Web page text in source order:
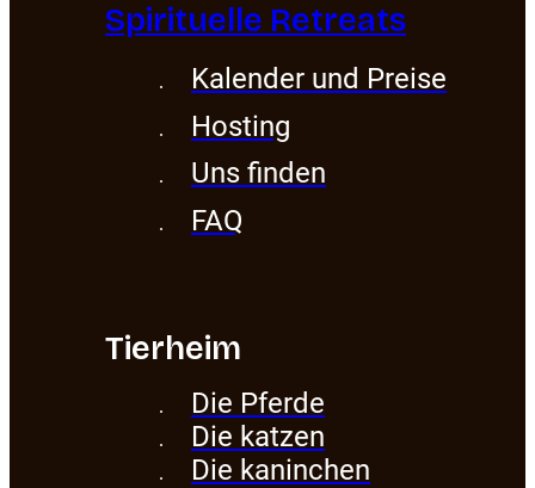
Spirituelle Retreats
Kalender und Preise
Hosting
Uns finden
FAQ
Tierheim
Die Pferde
Die katzen
Die kaninchen